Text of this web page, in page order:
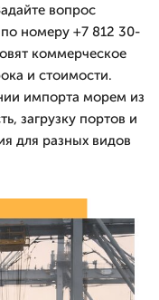
вопрос
номеру +7 812 30-
коммерческое
и стоимости.
импорта морем из
загрузку портов и
для разных видов